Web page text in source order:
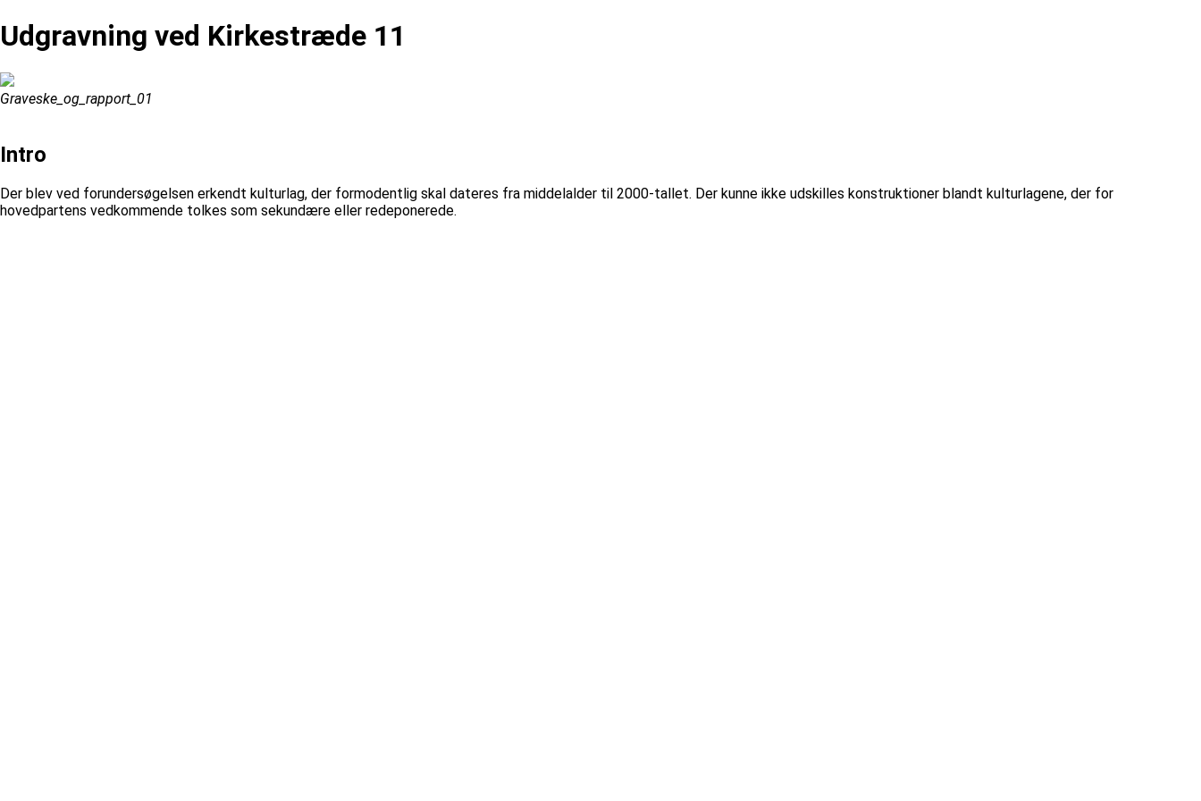
Udgravning ved Kirkestræde 11
Graveske_og_rapport_01
Intro
Der blev ved forundersøgelsen erkendt kulturlag, der formodentlig skal dateres fra middelalder til 2000-tallet. Der kunne ikke udskilles konstruktioner blandt kulturlagene, der for
hovedpartens vedkommende tolkes som sekundære eller redeponerede.